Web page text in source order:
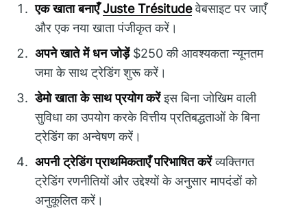
एक खाता बनाएँ Juste Trésitudeवेबसाइट पर जाएँ
और एक नया खाता पंजीकृत करें।
अपने खाते में धन जोड़ें$250 की आवश्यकता न्यूनतम
जमा के साथ ट्रेडिंग शुरू करें।
डेमो खाता के साथ प्रयोग करेंइस बिना जोखिम वाली
सुविधा का उपयोग करके वित्तीय प्रतिबद्धताओं के बिना
ट्रेडिंग का अन्वेषण करें।
अपनी ट्रेडिंग प्राथमिकताएँ परिभाषित करेंव्यक्तिगत
ट्रेडिंग रणनीतियों और उद्देश्यों के अनुसार मापदंडों को
अनुकूलित करें।